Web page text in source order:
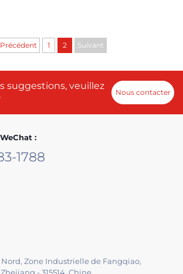
Précédent 1 2 Suivant
suggestions, veuillez
Nous contacter
:
1788
Nord, Zone Industrielle de Fangqiao,